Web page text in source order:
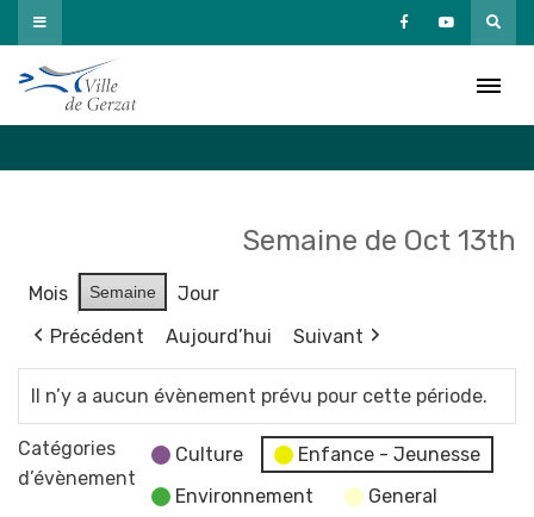
Passer
au
contenu
Semaine de Oct 13th
Mois Semaine
Jour
Précédent
Aujourd’hui Suivant
Il n’y a aucun évènement prévu pour cette période.
Catégories
d’évènement
Culture
Enfance - Jeunesse
Environnement
General